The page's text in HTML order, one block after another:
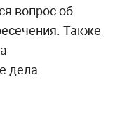
вопрос об
Также
дела